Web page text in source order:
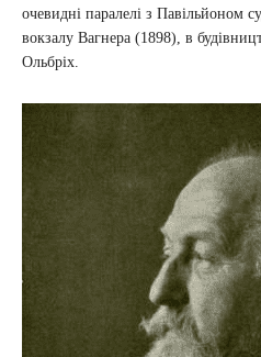
очевидні паралелі з Павільйоном
вокзалу Вагнера (1898), в
Ольбріх.